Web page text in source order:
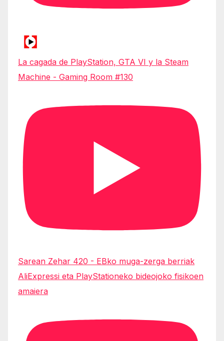
La cagada de PlayStation, GTA VI y la Steam
Machine - Gaming Room #130
Sarean Zehar 420 - EBko muga-zerga berriak
AliExpressi eta PlayStationeko bideojoko fisikoen
amaiera